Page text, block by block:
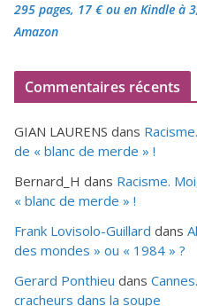
295 pages, 17 €ou en Kindle à
Amazon
Commentaires récents
GIAN LAURENS dans
de « blanc de merde » !
Bernard_H dans Racisme.
« blanc de merde » !
Frank Lovisolo-Guillard dans
des mondes » ou « 1984 » ?
Gerard Ponthieu dans
cracheurs dans la soupe